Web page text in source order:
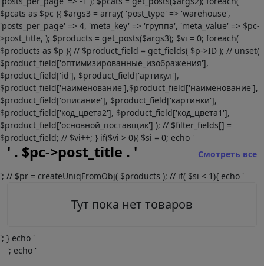
$pcats as $pc ){ $args3 = array( 'post_type' => 'warehouse',
'posts_per_page' => 4, 'meta_key' => 'группа', 'meta_value' => $pc-
>post_title, ); $products = get_posts($args3); $vi = 0; foreach(
$products as $p ){ // $product_field = get_fields( $p->ID ); // unset(
$product_field['оптимизированные_изображения'],
$product_field['id'], $product_field['артикул'],
$product_field['наименование'],$product_field['наименование'],
$product_field['описание'], $product_field['картинки'],
$product_field['код_цвета2'], $product_field['код_цвета1'],
$product_field['основной_поставщик'] ); // $filter_fields[] =
$product_field; // $vi++; } if($vi > 0){ $si = 0; echo '
' . $pc->post_title . '
Смотреть все
'; // $pr = createUniqFromObj( $products ); // if( $si < 1){ echo '
Тут пока нет товаров
'; } echo '
'; echo '